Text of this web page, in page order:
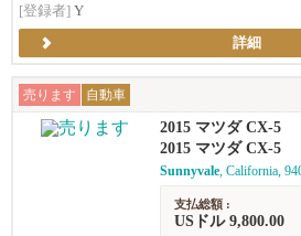
[登録者] Y
詳細
売ります 自動車
2015 マツダ CX-5
2015 マツダ CX-5
Sunnyvale, California,
支払総額 :
USドル 9,800.00